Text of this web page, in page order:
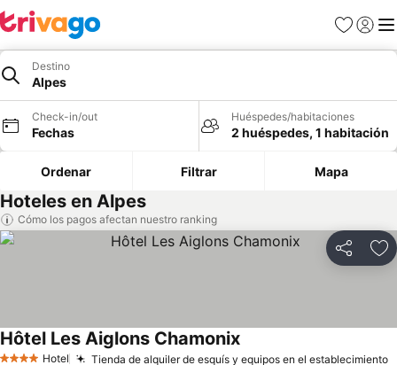
Favoritos
Iniciar
Destino
Alpes
Check-in/out
Fechas
Huéspedes/habitaciones
2 huéspedes, 1 habitación
Ordenar Filtrar Mapa
Hoteles en Alpes
Cómo los pagos afectan nuestro ranking
Compartir
Hotel Tienda de alquiler de esquís y equipos en el establecimiento
Hôtel Les Aiglons Chamonix